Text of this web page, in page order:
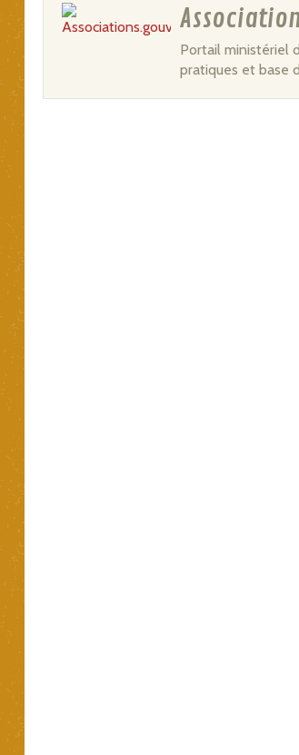
Portail ministériel
pratiques et base